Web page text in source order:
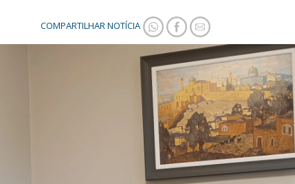
COMPARTILHAR NOTÍCIA